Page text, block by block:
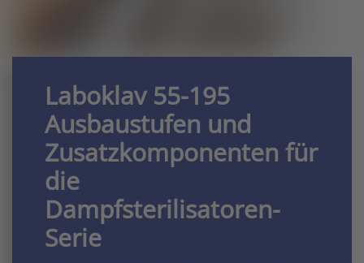
Laboklav 55-195
Ausbaustufen und
Zusatzkomponenten für
die
Dampfsterilisatoren-
Serie